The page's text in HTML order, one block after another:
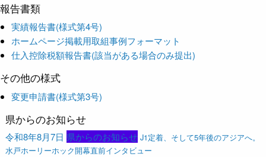
報告書類
実績報告書(様式第4号)
ホームページ掲載用取組事例フォーマット
仕入控除税額報告書(該当がある場合のみ提出)
その他の様式
変更申請書(様式第3号)
県からのお知らせ
令和8年8月7日 県からのお知らせ J1定着、そして5年後のアジアへ。
水戸ホーリーホック開幕直前インタビュー